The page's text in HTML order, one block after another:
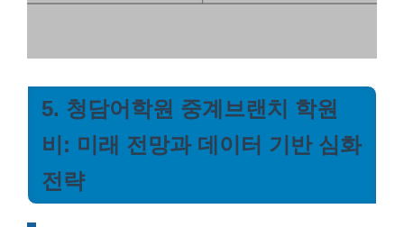
5. 청담어학원 중계브랜치 학원
비: 미래 전망과 데이터 기반 심화
전략